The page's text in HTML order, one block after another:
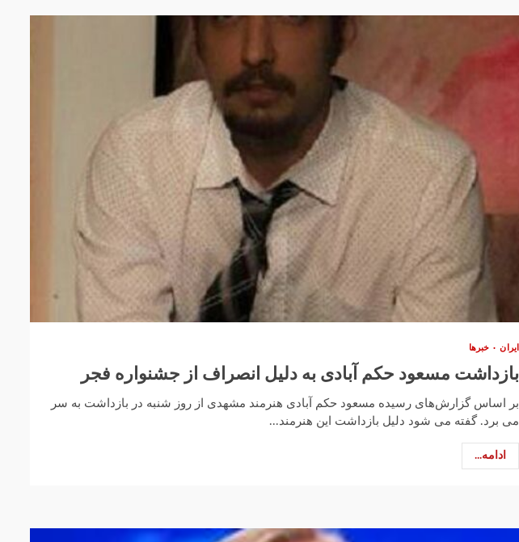
ایران خبرها
بازداشت مسعود حکم آبادی به دلیل انصراف از جشنواره فجر
بر اساس گزارش‌های رسیده مسعود حکم آبادی هنرمند مشهدی از روز شنبه در بازداشت به سر
می برد. گفته می شود دلیل بازداشت این هنرمند...
ادامه...